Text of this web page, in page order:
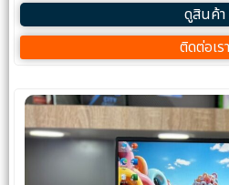
ดูสินค้า
ติดต่อเรา